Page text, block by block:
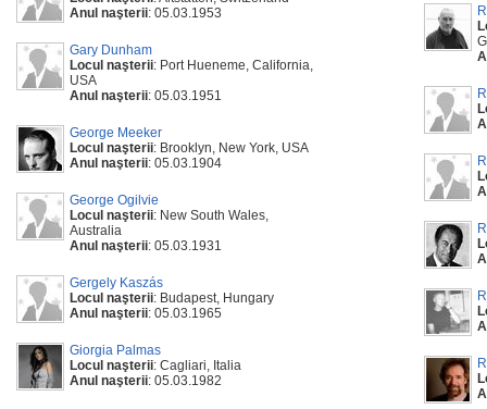
Anul naşterii: 05.03.1953
Gary Dunham
Locul naşterii: Port Hueneme, California,
USA
Anul naşterii: 05.03.1951
George Meeker
Locul naşterii: Brooklyn, New York, USA
Anul naşterii: 05.03.1904
George Ogilvie
Locul naşterii: New South Wales,
Australia
Anul naşterii: 05.03.1931
Gergely Kaszás
Locul naşterii: Budapest, Hungary
Anul naşterii: 05.03.1965
Giorgia Palmas
Locul naşterii: Cagliari, Italia
Anul naşterii: 05.03.1982